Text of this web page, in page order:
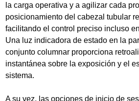
la carga operativa y a agilizar cada
posicionamiento del cabezal tubular
facilitando el control preciso incluso
Una luz indicadora de estado en la
conjunto columnar proporciona
instantánea sobre la exposición y el
sistema.
A su vez, las opciones de inicio de